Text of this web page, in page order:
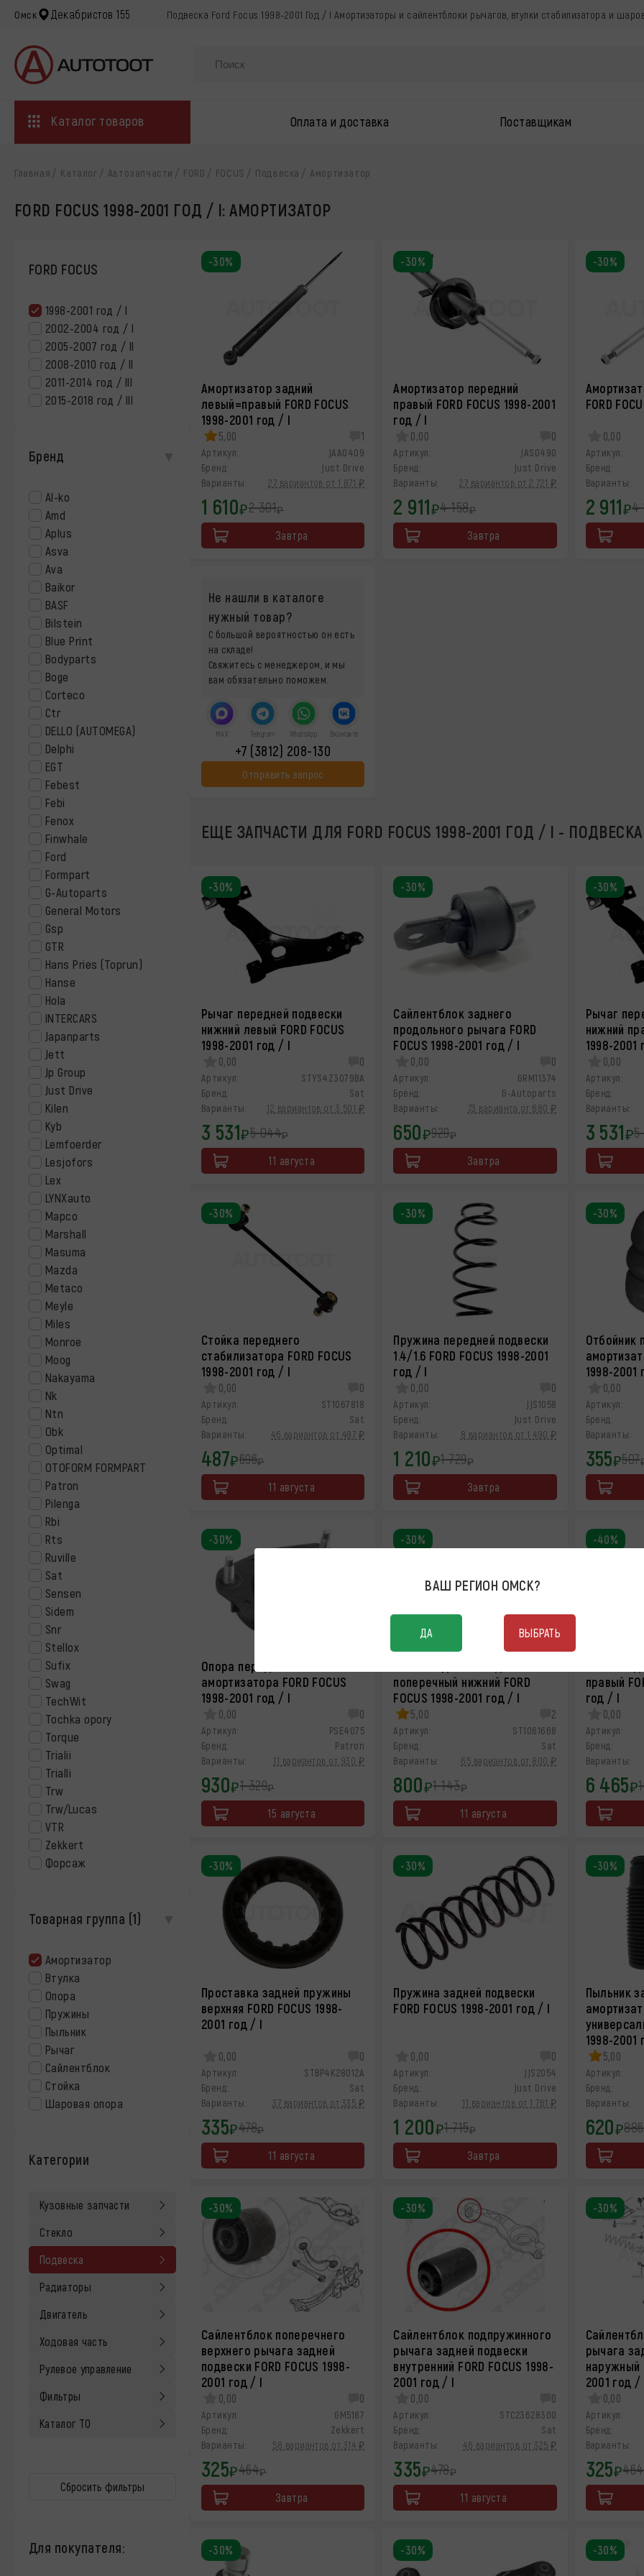
Омск Декабристов 155 Подвеска Ford Focus 1998-2001 Год / I Амортизаторы и сайлентблоки рычагов, втулки стабилизатора и
Каталог товаров Оплата и доставка Поставщикам
Главная Каталог Автозапчасти FORD FOCUS Подвеска Амортизатор
FORD FOCUS 1998-2001 ГОД / I: АМОРТИЗАТОР
FORD FOCUS
1998-2001 год / I
2002-2004 год / I
2005-2007 год / II
2008-2010 год / II
2011-2014 год / III
2015-2018 год / III
Бренд
Al-ko
Amd
Aplus
Asva
Ava
Baikor
BASF
Bilstein
Blue Print
Bodyparts
Boge
Corteco
Ctr
DELLO (AUTOMEGA)
Delphi
EGT
Febest
Febi
Fenox
Finwhale
Ford
Formpart
G-Autoparts
General Motors
Gsp
GTR
Hans Pries (Toprun)
Hanse
Hola
INTERCARS
Japanparts
Jett
Jp Group
Just Drive
Kilen
Kyb
Lemfoerder
Lesjofors
Lex
LYNXauto
Mapco
Marshall
Masuma
Mazda
Metaco
Meyle
Miles
Monroe
Moog
Nakayama
Nk
Ntn
Obk
Optimal
OTOFORM FORMPART
Patron
Pilenga
Rbi
Rts
Ruville
Sat
Sensen
Sidem
Snr
Stellox
Sufix
Swag
TechWit
Tochka opory
Torque
Trialii
Trialli
Trw
Trw/Lucas
VTR
Zekkert
Форсаж
Товарная группа (1)
Амортизатор
Втулка
Опора
Пружины
Пыльник
Рычаг
Сайлентблок
Стойка
Шаровая опора
Категории
Кузовные запчасти
Стекло
Подвеска
Радиаторы
Двигатель
Ходовая часть
Рулевое управление
Фильтры
Каталог ТО
Сбросить фильтры
Для покупателя:
Амортизатор задний
левый=правый FORD FOCUS
1998-2001 год / I
5,00 1
Артикул:
JAA0409
Бренд:
Just Drive
Варианты:
27 вариантов от 1 871 ₽
1 610₽2 301₽
Завтра
-30%
Амортизатор передний
правый FORD FOCUS 1998-2001
год / I
0,00 0
Артикул:
JAS0490
Бренд:
Just Drive
Варианты:
27 вариантов от 2 721 ₽
2 911₽4 158₽
Завтра
-30%
FORD
0,00
Артикул:
Бренд:
Варианты:
2 911₽4
-30%
Не нашли в каталоге
нужный товар?
С большой вероятностью он есть
на складе!
Свяжитесь с менеджером, и мы
вам обязательно поможем.
MAX Telegram WhatsApp Вконтакте
+7 (3812) 208-130
Отправить запрос
ЕЩЕ ЗАПЧАСТИ ДЛЯ FORD FOCUS 1998-2001 ГОД / I - ПОДВЕСКА
Рычаг передней подвески
нижний левый FORD FOCUS
1998-2001 год / I
0,00 0
Артикул:
STYS4Z3079BA
Бренд:
Sat
Варианты:
12 вариантов от 3 501 ₽
3 531₽5 044₽
11 августа
-30%
Сайлентблок заднего
продольного рычага FORD
FOCUS 1998-2001 год / I
0,00 0
Артикул:
GRM11374
Бренд:
G-Autoparts
Варианты:
73 варианта от 680 ₽
650₽929₽
Завтра
-30%
Рычаг
нижний
1998-2001
0,00
Артикул:
Бренд:
Варианты:
3 531₽
-30%
Стойка переднего
стабилизатора FORD FOCUS
1998-2001 год / I
0,00 0
Артикул:
ST1067818
Бренд:
Sat
Варианты:
46 вариантов от 487 ₽
487₽696₽
11 августа
-30%
Пружина передней подвески
1.4/1.6 FORD FOCUS 1998-2001
год / I
0,00 0
Артикул:
JJS1058
Бренд:
Just Drive
Варианты:
8 вариантов от 1 490 ₽
1 210₽1 729₽
Завтра
-30%
Отбойник
1998-2001
0,00
Артикул:
Бренд:
Варианты:
355₽507
-30%
Опора переднего
амортизатора FORD FOCUS
1998-2001 год / I
0,00 0
Артикул:
PSE4075
Бренд:
Patron
Варианты:
11 вариантов от 930 ₽
930₽1 329₽
15 августа
-30%
поперечный нижний FORD
FOCUS 1998-2001 год / I
5,00 2
Артикул:
ST1061668
Бренд:
Sat
Варианты:
65 вариантов от 800 ₽
800₽1 143₽
11 августа
-30%
правый
год / I
0,00
Артикул:
Бренд:
Варианты:
6 465₽
-40%
Проставка задней пружины
верхняя FORD FOCUS 1998-
2001 год / I
0,00 0
Артикул:
STBP4K28012A
Бренд:
Sat
Варианты:
37 вариантов от 335 ₽
335₽478₽
11 августа
-30%
Пружина задней подвески
FORD FOCUS 1998-2001 год / I
0,00 0
Артикул:
JJS2054
Бренд:
Just Drive
Варианты:
11 вариантов от 1 761 ₽
1 200₽1 715₽
Завтра
-30%
Пыльник
1998-2001
5,00
Артикул:
Бренд:
Варианты:
620₽886
-30%
Сайлентблок поперечнего
верхнего рычага задней
подвески FORD FOCUS 1998-
2001 год / I
0,00 0
Артикул:
GM5187
Бренд:
Zekkert
Варианты:
58 вариантов от 314 ₽
325₽464₽
Завтра
-30%
Сайлентблок подпружинного
рычага задней подвески
внутренний FORD FOCUS 1998-
2001 год / I
0,00 0
Артикул:
STC23628300
Бренд:
Sat
Варианты:
46 вариантов от 325 ₽
335₽478₽
11 августа
-30%
рычага
наружный
2001 год /
0,00
Артикул:
Бренд:
Варианты:
325₽464
-30%
-30% -30% -30%
ВАШ РЕГИОН ОМСК?
ДА ВЫБРАТЬ